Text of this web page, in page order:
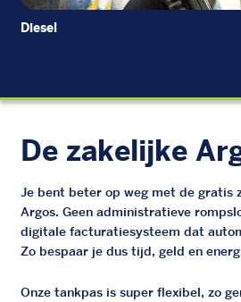
Diesel
De zakelijke
Je bent beter op weg met de gratis
Argos. Geen administratieve
digitale facturatiesysteem dat
Zo bespaar je dus tijd, geld en
Onze tankpas is super flexibel, zo